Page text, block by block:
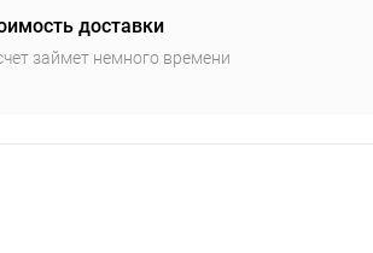
доставки
займет немного времени